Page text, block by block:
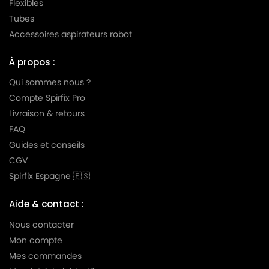
LG-
GOLDSTAR
LG-
GOLDSTAR
LG-GOLDSTAR TURBO V 3300 TD
LG-
GOLDSTAR
LG-
GOLDSTAR
GOLDSTAR
LG-
LG-
Flexibles
Tubes
Accessoires aspirateurs robot
À propos :
Qui sommes nous ?
Compte Spirfix Pro
Livraison & retours
FAQ
Guides et conseils
CGV
Spirfix Espagne 🇪🇸
Aide & contact :
Nous contacter
Mon compte
Mes commandes